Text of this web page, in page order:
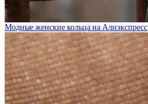
Модные женские кольца на Алиэкспресс